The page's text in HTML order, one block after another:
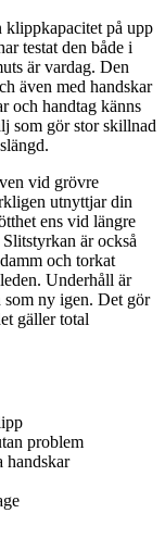
klippkapacitet på upp
testat den både i
är vardag. Den
även med handskar
och handtag känns
som gör stor skillnad
vid grövre
utnyttjar din
ens vid längre
är också
och torkat
Underhåll är
som ny igen. Det gör
gäller total
problem
handskar